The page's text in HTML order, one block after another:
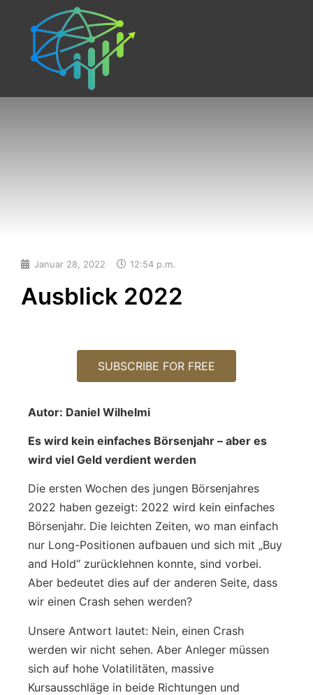
Januar 28, 2022 12:54 p.m.
Ausblick 2022
SUBSCRIBE FOR FREE
Autor: Daniel Wilhelmi
Es wird kein einfaches Börsenjahr – aber es
wird viel Geld verdient werden
Die ersten Wochen des jungen Börsenjahres
2022 haben gezeigt: 2022 wird kein einfaches
Börsenjahr. Die leichten Zeiten, wo man einfach
nur Long-Positionen aufbauen und sich mit „Buy
and Hold“ zurücklehnen konnte, sind vorbei.
Aber bedeutet dies auf der anderen Seite, dass
wir einen Crash sehen werden?
Unsere Antwort lautet: Nein, einen Crash
werden wir nicht sehen. Aber Anleger müssen
sich auf hohe Volatilitäten, massive
Kursausschläge in beide Richtungen und